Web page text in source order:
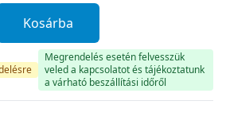
Kosárba
Megrendelés esetén felvesszük
veled a kapcsolatot és tájékoztatunk
a várható beszállítási időről